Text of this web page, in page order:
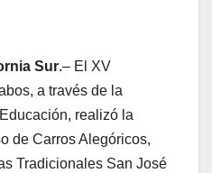
Sur.– El XV
a través de la
realizó la
de Carros Alegóricos,
Tradicionales San José